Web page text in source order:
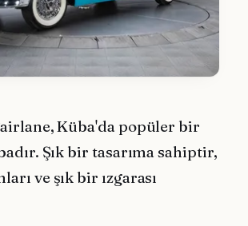
Küba'da popüler bir
Şık bir tasarıma sahiptir,
ve şık bir ızgarası